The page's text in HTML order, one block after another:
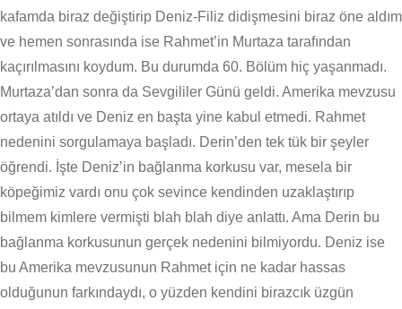
kafamda biraz değiştirip Deniz-Filiz didişmesini biraz öne aldım
ve hemen sonrasında ise Rahmet’in Murtaza tarafından
kaçırılmasını koydum. Bu durumda 60. Bölüm hiç yaşanmadı.
Murtaza’dan sonra da Sevgililer Günü geldi. Amerika mevzusu
ortaya atıldı ve Deniz en başta yine kabul etmedi. Rahmet
nedenini sorgulamaya başladı. Derin’den tek tük bir şeyler
öğrendi. İşte Deniz’in bağlanma korkusu var, mesela bir
köpeğimiz vardı onu çok sevince kendinden uzaklaştırıp
bilmem kimlere vermişti blah blah diye anlattı. Ama Derin bu
bağlanma korkusunun gerçek nedenini bilmiyordu. Deniz ise
bu Amerika mevzusunun Rahmet için ne kadar hassas
olduğunun farkındaydı, o yüzden kendini birazcık üzgün